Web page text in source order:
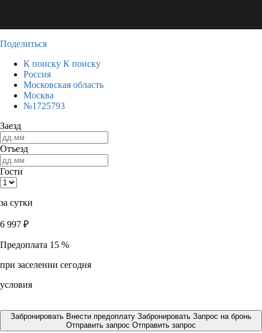
Поделиться
К поиску К поиску
Россия
Московская область
Москва
№1725793
Заезд
Отъезд
Гости
за сутки
6 997 ₽
Предоплата 15 %
при заселении сегодня
условия
Забронировать Внести предоплату Забронировать Запрос на бронь
Отправить запрос Отправить запрос